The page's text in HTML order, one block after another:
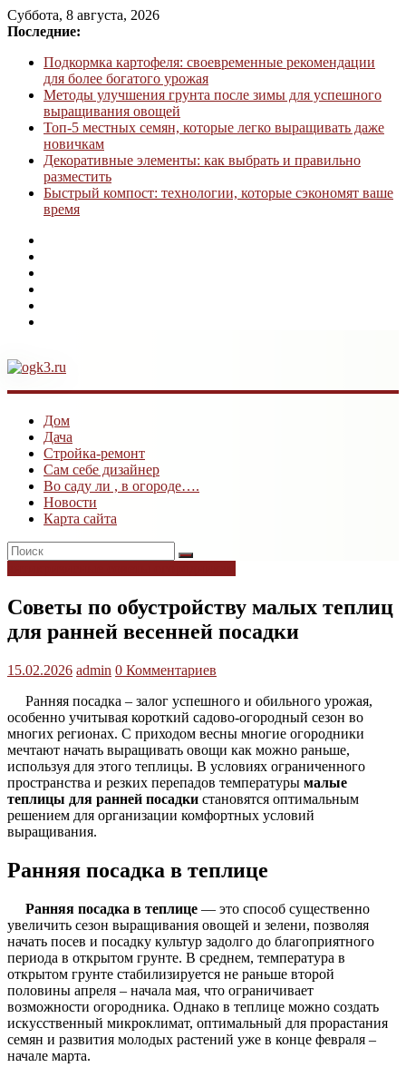
Суббота, 8 августа, 2026
Последние:
Подкормка картофеля: своевременные рекомендации
для более богатого урожая
Методы улучшения грунта после зимы для успешного
выращивания овощей
Топ-5 местных семян, которые легко выращивать даже
новичкам
Декоративные элементы: как выбрать и правильно
разместить
Быстрый компост: технологии, которые сэкономят ваше
время
Дом
дача
Дом
Дача
Стройка-ремонт
Сам себе дизайнер
Во саду ли , в огороде….
Новости
Карта сайта
Советы по обустройству малых теплиц
для ранней весенней посадки
15.02.2026 admin 0 Комментариев
Ранняя посадка – залог успешного и обильного урожая,
особенно учитывая короткий садово-огородный сезон во
многих регионах. С приходом весны многие огородники
мечтают начать выращивать овощи как можно раньше,
используя для этого теплицы. В условиях ограниченного
пространства и резких перепадов температуры малые
теплицы для ранней посадки становятся оптимальным
решением для организации комфортных условий
выращивания.
Ранняя посадка в теплице
Ранняя посадка в теплице — это способ существенно
увеличить сезон выращивания овощей и зелени, позволяя
начать посев и посадку культур задолго до благоприятного
периода в открытом грунте. В среднем, температура в
открытом грунте стабилизируется не раньше второй
половины апреля – начала мая, что ограничивает
возможности огородника. Однако в теплице можно создать
искусственный микроклимат, оптимальный для прорастания
семян и развития молодых растений уже в конце февраля –
начале марта.